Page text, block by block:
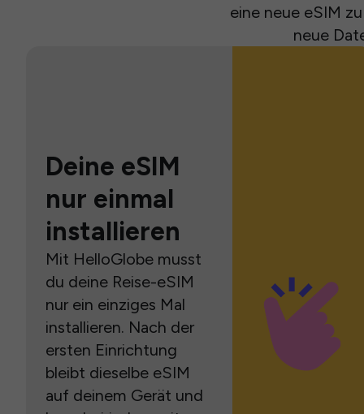
eine neue eSIM
neue
Deine eSIM
nur einmal
installieren
Mit HelloGlobe musst
du deine Reise-eSIM
nur ein einziges Mal
installieren. Nach der
ersten Einrichtung
bleibt dieselbe eSIM
auf deinem Gerät und